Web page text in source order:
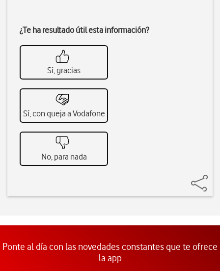
¿Te ha resultado útil esta información?
Sí, gracias
Sí, con queja a Vodafone
No, para nada
Ponte al día con las novedades constantes que te ofrece
la app